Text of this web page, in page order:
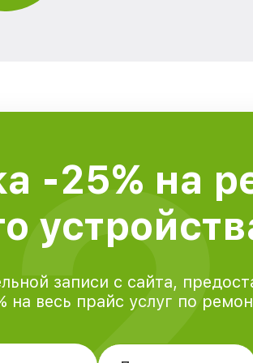
-25% на
записи с сайта,
на весь прайс услуг по